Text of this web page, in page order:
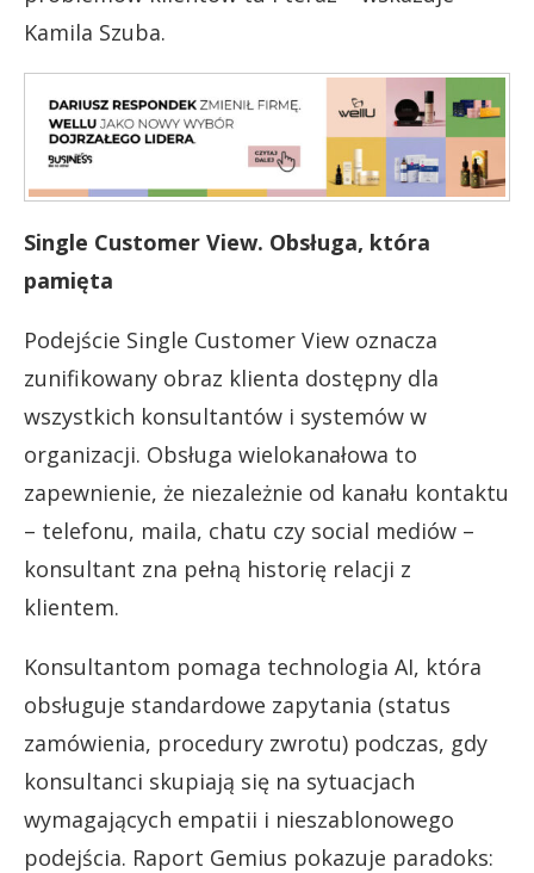
Kamila Szuba.
Single Customer View. Obsługa, która
pamięta
Podejście Single Customer View oznacza
zunifikowany obraz klienta dostępny dla
wszystkich konsultantów i systemów w
organizacji. Obsługa wielokanałowa to
zapewnienie, że niezależnie od kanału kontaktu
– telefonu, maila, chatu czy social mediów –
konsultant zna pełną historię relacji z
klientem.
Konsultantom pomaga technologia AI, która
obsługuje standardowe zapytania (status
zamówienia, procedury zwrotu) podczas, gdy
konsultanci skupiają się na sytuacjach
wymagających empatii i nieszablonowego
podejścia. Raport Gemius pokazuje paradoks: